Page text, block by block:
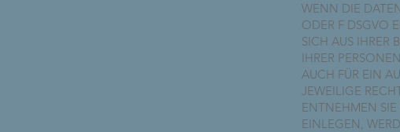
WENN DIE
ODER F DSGVO
SICH AUS IHRER
IHRER
AUCH FÜR EIN
JEWEILIGE
ENTNEHMEN SIE
EINLEGEN,